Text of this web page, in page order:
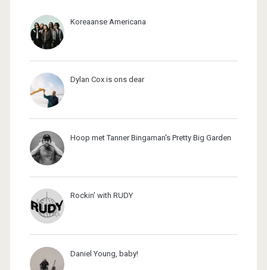
Koreaanse Americana
Dylan Cox is ons dear
Hoop met Tanner Bingaman's Pretty Big Garden
Rockin' with RUDY
Daniel Young, baby!